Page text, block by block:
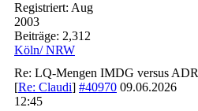
Registriert: Aug
2003
Beiträge: 2,312
Köln/ NRW
Re: LQ-Mengen IMDG versus ADR
[Re: Claudi] #40970 09.06.2026
12:45